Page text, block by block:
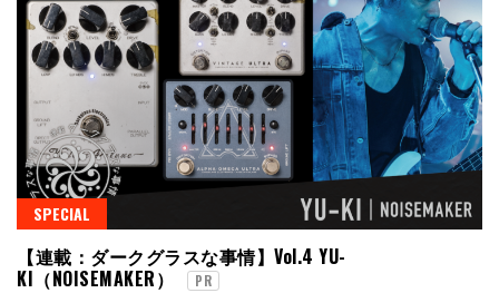
SPECIAL
【連載：ダークグラスな事情】Vol.4 YU-
KI（NOISEMAKER）
PR